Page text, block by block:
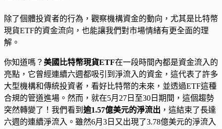
除了個體投資者的行為，觀察機構資金的動向，尤其是比特幣
現貨ETF的資金流向，也能讓我們對市場情緒有更全面的理
解。
你知道嗎？ 美國比特幣現貨ETF在一段時間內都是資金流入的
亮點，它曾經連續六週都吸引到淨流入的資金，這代表了許多
大型機構和傳統投資者，看好比特幣的未來，並透過ETF這種
合規的管道進場。然而，就在5月27日至30日期間，這個趨勢
突然轉變了！我們看到 逾1.57億美元的淨流出 ，這結束了長達
六週的連續淨流入。雖然6月3日又出現了3.78億美元的淨流入